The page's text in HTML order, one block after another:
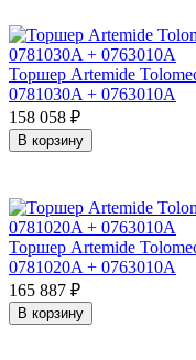
Торшер Artemide
0781030A + 0763010A
158 058 ₽
В корзину
Торшер Artemide
0781020A + 0763010A
165 887 ₽
В корзину